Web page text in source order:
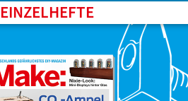
EINZELHEFTE